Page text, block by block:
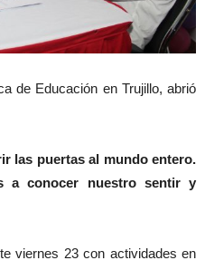
de Educación en Trujillo, abrió
las puertas al mundo entero.
a conocer nuestro sentir y
viernes 23 con actividades en